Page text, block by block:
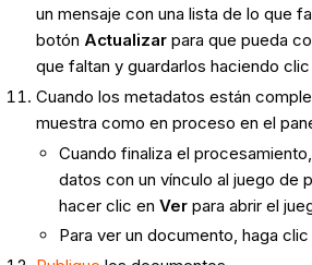
un mensaje con una lista de lo que
botón Actualizarpara que pueda
que faltan y guardarlos haciendo clic
Cuando los metadatos están
muestra como en proceso en el
Cuando finaliza el
datos con un vínculo al juego de
hacer clic en Ver para abrir el
Para ver un documento, haga clic